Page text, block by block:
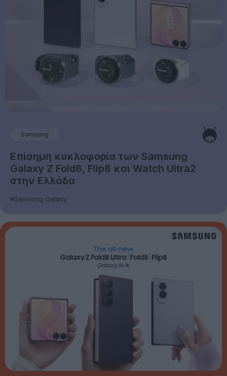
Samsung
Επίσημη κυκλοφορία των Samsung
Galaxy Z Fold8, Flip8 και Watch Ultra2
στην Ελλάδα
#Samsung Galaxy